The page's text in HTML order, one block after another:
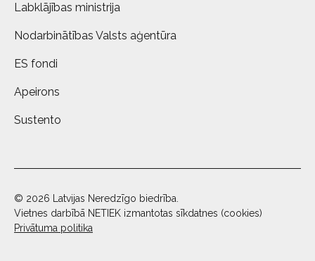
Labklājības ministrija
Nodarbinātības Valsts aģentūra
ES fondi
Apeirons
Sustento
© 2026 Latvijas Neredzīgo biedrība.
Vietnes darbībā NETIEK izmantotas sīkdatnes (cookies)
Privātuma politika